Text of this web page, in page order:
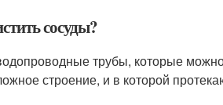
сосуды?
трубы, которые
строение, и в которой